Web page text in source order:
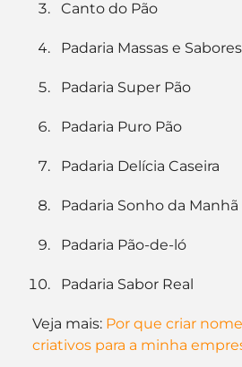
Canto do Pão
Padaria Massas e Sabores
Padaria Super Pão
Padaria Puro Pão
Padaria Delícia Caseira
Padaria Sonho da Manhã
Padaria Pão-de-ló
Padaria Sabor Real
Veja mais: Por que criar
criativos para a minha